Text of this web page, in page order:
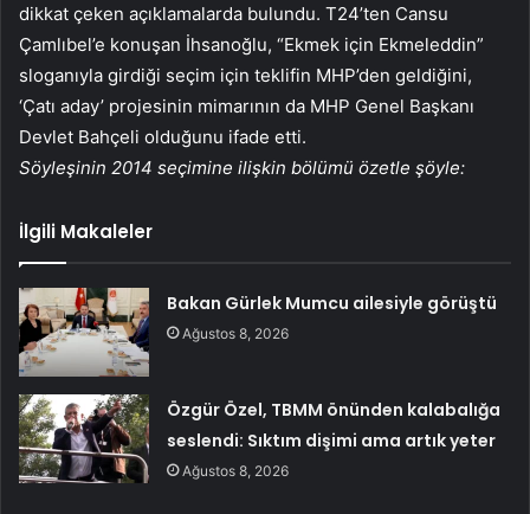
dikkat çeken açıklamalarda bulundu. T24’ten Cansu
Çamlıbel’e konuşan İhsanoğlu, “Ekmek için Ekmeleddin”
sloganıyla girdiği seçim için teklifin MHP’den geldiğini,
‘Çatı aday’ projesinin mimarının da MHP Genel Başkanı
Devlet Bahçeli olduğunu ifade etti.
Söyleşinin 2014 seçimine ilişkin bölümü özetle şöyle:
İlgili Makaleler
Bakan Gürlek Mumcu ailesiyle görüştü
Ağustos 8, 2026
Özgür Özel, TBMM önünden kalabalığa
seslendi: Sıktım dişimi ama artık yeter
Ağustos 8, 2026